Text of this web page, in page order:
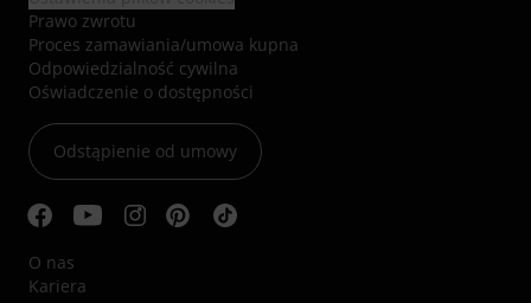
Prawo zwrotu
Proces zamawiania/umowa kupna
Odpowiedzialność cywilna
Oświadczenie o dostępności
Odstąpienie od umowy
O nas
Kariera